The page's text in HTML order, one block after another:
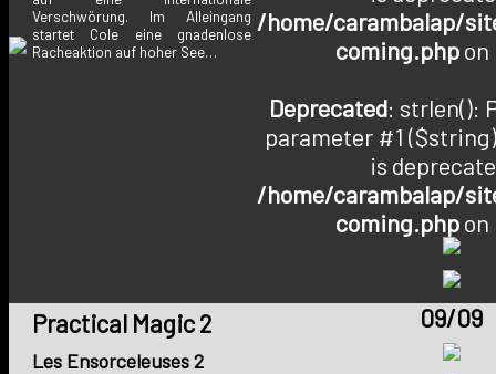
Verschwörung. Im Alleingang
startet Cole eine gnadenlose
Racheaktion auf hoher See…
/home/carambalap/
coming.phpon
Deprecated: strlen():
parameter #1
is
/home/carambalap/
coming.php
Practical Magic 2
Les Ensorceleuses 2
09/09